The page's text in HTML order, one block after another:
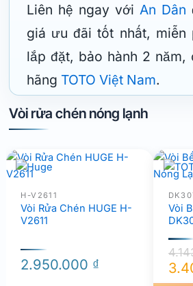
Liên hệ ngay với An Dân
giá ưu đãi tốt nhất, miễn
lắp đặt, bảo hành 2 năm,
hãng TOTO Việt Nam.
Vòi rửa chén nóng lạnh
H-V2611
Vòi Rửa Chén HUGE H-
V2611
2.950.000 ₫
Vòi